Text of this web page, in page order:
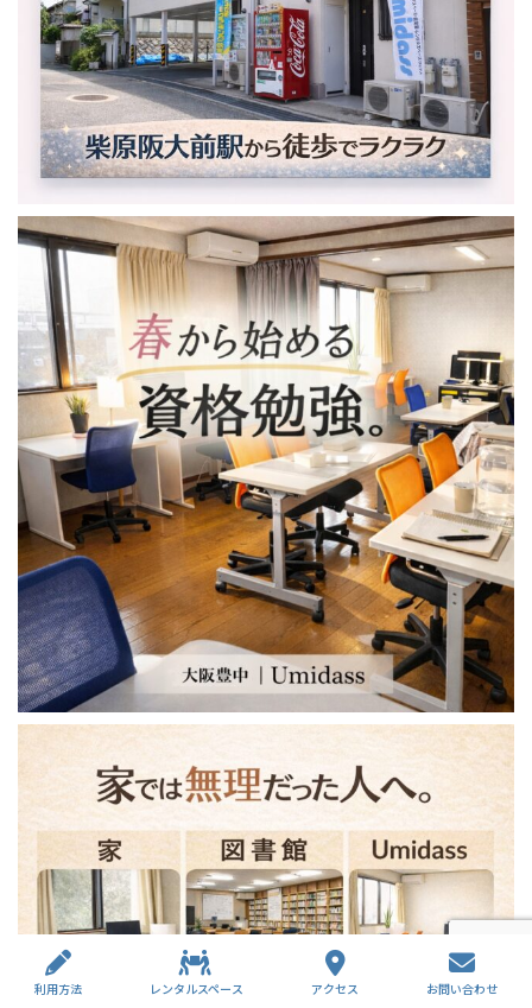
利用方法 レンタルスペース アクセス お問い合わせ